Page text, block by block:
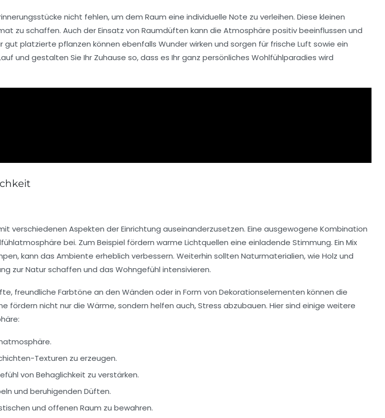
nicht fehlen, um dem Raum eine individuelle Note zu verleihen. Diese kleinen
zu schaffen. Auch der Einsatz von Raumdüften kann die Atmosphäre positiv beeinflussen und
gut platzierte pflanzen können ebenfalls Wunder wirken und sorgen für frische Luft sowie ein
und gestalten Sie Ihr Zuhause so, dass es Ihr ganz persönliches Wohlfühlparadies wird
verschiedenen Aspekten der Einrichtung auseinanderzusetzen. Eine ausgewogene Kombination
bei. Zum Beispiel fördern warme Lichtquellen eine einladende Stimmung. Ein Mix
kann das Ambiente erheblich verbessern. Weiterhin sollten Naturmaterialien, wie Holz und
zur Natur schaffen und das Wohngefühl intensivieren.
freundliche Farbtöne an den Wänden oder in Form von Dekorationselementen können die
fördern nicht nur die Wärme, sondern helfen auch, Stress abzubauen. Hier sind einige weitere
Texturen zu erzeugen.
von Behaglichkeit zu verstärken.
und beruhigenden Düften.
und offenen Raum zu bewahren.